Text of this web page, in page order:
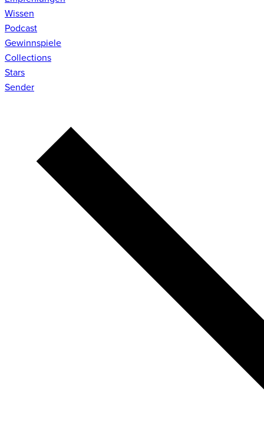
Wissen
Podcast
Gewinnspiele
Collections
Stars
Sender